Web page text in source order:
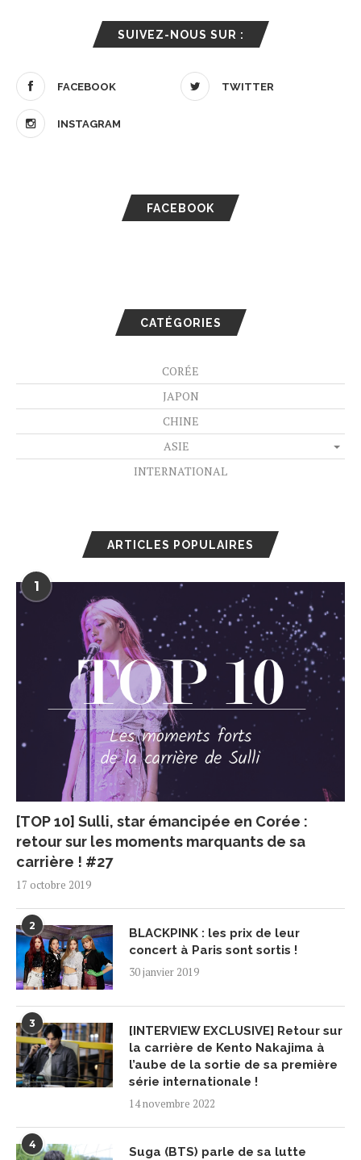
SUIVEZ-NOUS SUR :
FACEBOOK TWITTER
INSTAGRAM
FACEBOOK
CATÉGORIES
CORÉE
JAPON
CHINE
ASIE
INTERNATIONAL
ARTICLES POPULAIRES
1
[TOP 10] Sulli, star émancipée en Corée :
retour sur les moments marquants de sa
carrière ! #27
17 octobre 2019
2
BLACKPINK : les prix de leur
concert à Paris sont sortis !
30 janvier 2019
3
[INTERVIEW EXCLUSIVE] Retour sur
la carrière de Kento Nakajima à
l’aube de la sortie de sa première
série internationale !
14 novembre 2022
4
Suga (BTS) parle de sa lutte